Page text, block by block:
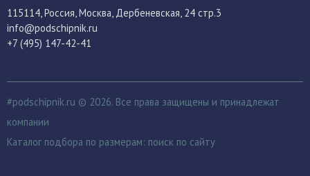
115114 , Россия, Москва, Дербеневская, 24 стр.3
info@podschipnik.ru
+7 (495) 147-42-41
#podschipnik.ru © 2026. Все права защищены и принадлежат
компании
Каталог подбора по размерам: поиск по сайту